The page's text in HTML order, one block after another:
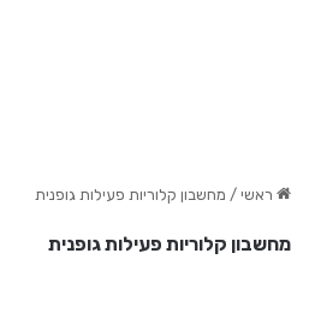
ראשי / מחשבון קלוריות פעילות גופנית
מחשבון קלוריות פעילות גופנית